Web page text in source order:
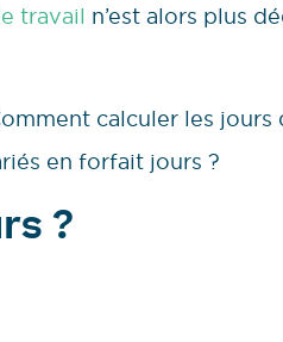
travail n’est alors plus
calculer les jours
en forfait jours ?
?